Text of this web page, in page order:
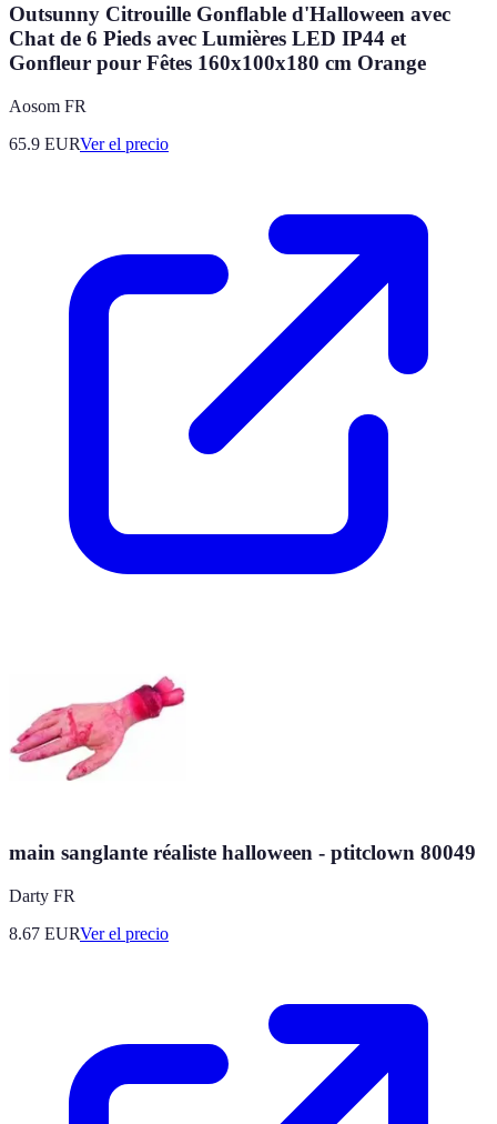
Outsunny Citrouille Gonflable d'Halloween avec
Chat de 6 Pieds avec Lumières LED IP44 et
Gonfleur pour Fêtes 160x100x180 cm Orange
Aosom FR
65.9 EURVer el precio
main sanglante réaliste halloween - ptitclown 80049
Darty FR
8.67 EURVer el precio